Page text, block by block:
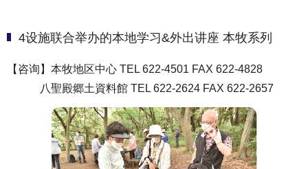
4设施联合举办的本地学习&外出讲座 本牧系列
【咨询】本牧地区中心 TEL 622-4501 FAX 622-4828
八聖殿郷土資料館 TEL 622-2624 FAX 622-2657